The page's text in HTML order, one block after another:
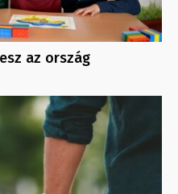
az ország